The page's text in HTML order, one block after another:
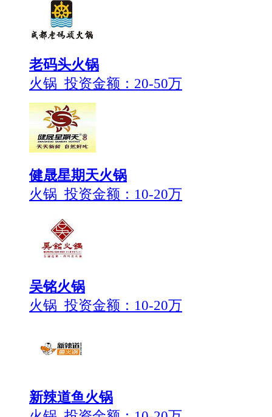
老码头火锅
火锅 投资金额： 20-50万
健晟星期天火锅
火锅 投资金额： 10-20万
吴铭火锅
火锅 投资金额： 10-20万
新辣道鱼火锅